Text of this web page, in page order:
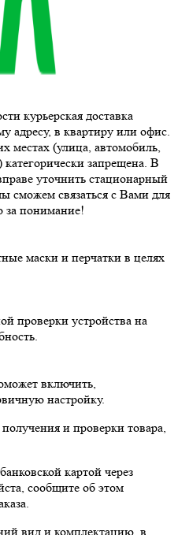
курьерская доставка
адресу, в квартиру или офис.
местах (улица, автомобиль,
категорически запрещена. В
уточнить стационарный
сможем связаться с Вами для
за понимание!
маски и перчатки в целях
проверки устройства на
включить,
настройку.
и проверки товара,
картой через
сообщите об этом
вид и комплектацию, в